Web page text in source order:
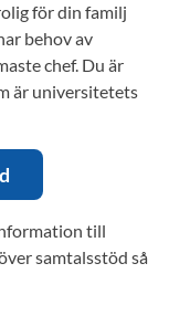
för din familj
behov av
chef. Du är
är universitetets
till
samtalsstöd så